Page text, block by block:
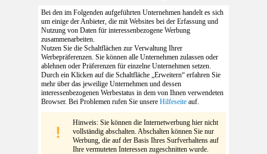
Bei den im Folgenden aufgeführten Unternehmen handelt es sich
um einige der Anbieter, die mit Websites bei der Erfassung und
Nutzung von Daten für interessenbezogene Werbung
zusammenarbeiten.
Nutzen Sie die Schaltflächen zur Verwaltung Ihrer
Werbepräferenzen. Sie können alle Unternehmen zulassen oder
ablehnen oder Präferenzen für einzelne Unternehmen setzen.
Durch ein Klicken auf die Schaltfläche „Erweitern“ erfahren Sie
mehr über das jeweilige Unternehmen und dessen
interessenbezogenen Werbestatus in dem von Ihnen verwendeten
Browser. Bei Problemen rufen Sie unsere Hilfeseite auf.
Hinweis: Sie können die Internetwerbung hier nicht
vollständig abschalten. Abschalten können Sie nur
Werbung, die auf der Basis Ihres Surfverhaltens auf
Ihre vermuteten Interessen zugeschnitten wurde.